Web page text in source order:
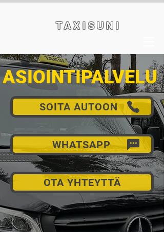
T A X I S U N I
ASIOINTIPALVELU
SOITA AUTOON
WHATSAPP
OTA YHTEYTTÄ